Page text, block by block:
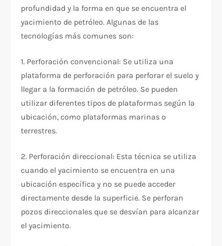
profundidad y la forma en que se encuentra el
yacimiento de petróleo. Algunas de las
tecnologías más comunes son:
1. Perforación convencional: Se utiliza una
plataforma de perforación para perforar el suelo y
llegar a la formación de petróleo. Se pueden
utilizar diferentes tipos de plataformas según la
ubicación, como plataformas marinas o
terrestres.
2. Perforación direccional: Esta técnica se utiliza
cuando el yacimiento se encuentra en una
ubicación específica y no se puede acceder
directamente desde la superficie. Se perforan
pozos direccionales que se desvían para alcanzar
el yacimiento.